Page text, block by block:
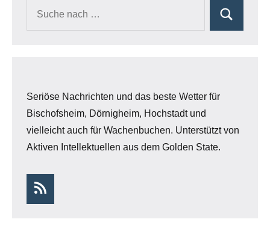
Seriöse Nachrichten und das beste Wetter für
Bischofsheim, Dörnigheim, Hochstadt und
vielleicht auch für Wachenbuchen. Unterstützt von
Aktiven Intellektuellen aus dem Golden State.